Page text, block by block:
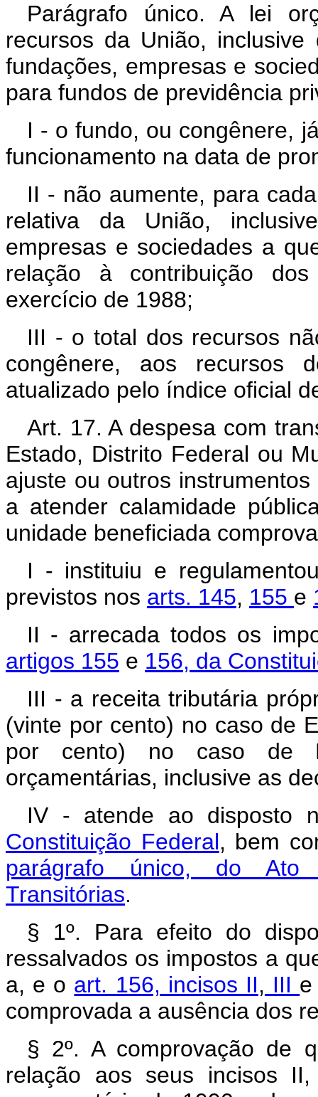
Parágrafo único. A lei
recursos da União,
fundações, empresas e
para fundos de previdência
I - o fundo, ou congênere,
funcionamento na data de
II - não aumente, para
relativa da União,
empresas e sociedades a
relação à contribuição
exercício de 1988;
III - o total dos recursos
congênere, aos recursos
atualizado pelo índice oficial
Art. 17. A despesa com
Estado, Distrito Federal ou
ajuste ou outros
a atender calamidade
unidade beneficiada
I - instituiu e
previstos nos arts. 145, 155 e
II - arrecada todos os
artigos 155 e 156, da
III - a receita tributária
(vinte por cento) no caso de
por cento) no caso de
orçamentárias, inclusive as
IV - atende ao disposto
Constituição Federal, bem
parágrafo único, do Ato
Transitórias.
§ 1º. Para efeito do
ressalvados os impostos a
a, e o art. 156, incisos II, III
comprovada a ausência dos
§ 2º. A comprovação de
relação aos seus incisos